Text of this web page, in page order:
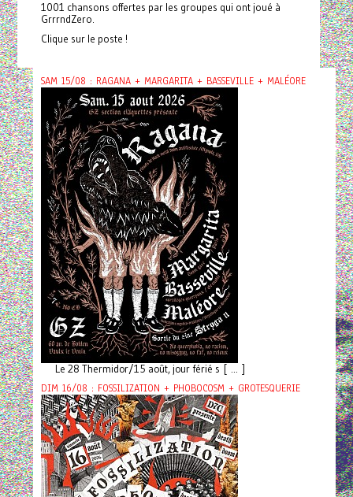
1001 chansons offertes par les groupes qui ont joué à
GrrrndZero.
Clique sur le poste !
SAM 15/08 : RAGANA + MARGARITA + BASSEVILLE + MALÉORE
Le 28 Thermidor/15 août, jour férié s [ ... ]
DIM 16/08 : FOSSILIZATION + PHOBOCOSM + GROTESQUERIE